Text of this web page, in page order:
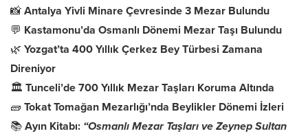
📸 Antalya Yivli Minare Çevresinde 3 Mezar Bulundu
💬 Kastamonu’da Osmanlı Dönemi Mezar Taşı Bulundu
🌿 Yozgat’ta 400 Yıllık Çerkez Bey Türbesi Zamana
Direniyor
🏛️ Tunceli’de 700 Yıllık Mezar Taşları Koruma Altında
🧱 Tokat Tomağan Mezarlığı’nda Beylikler Dönemi İzleri
📚 Ayın Kitabı: “Osmanlı Mezar Taşları ve Zeynep Sultan